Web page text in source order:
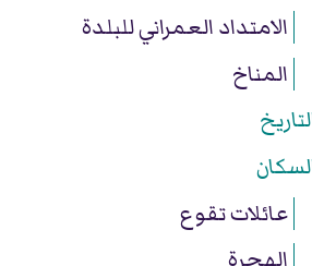
الامتداد العمراني للبلدة
المناخ
عائلات تقوع